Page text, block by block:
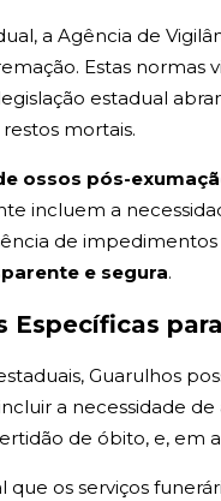
a Agência de
Estas normas
estadual
mortais.
ossos pós-
incluem a
de
e segura.
Específicas
Guarulhos
a necessidade
de óbito, e, em
que os serviços